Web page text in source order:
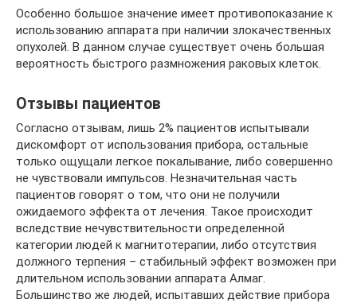
Особенно большое значение имеет противопоказание к
использованию аппарата при наличии злокачественных
опухолей. В данном случае существует очень большая
вероятность быстрого размножения раковых клеток.
Отзывы пациентов
Согласно отзывам, лишь 2% пациентов испытывали
дискомфорт от использования прибора, остальные
только ощущали легкое покалывание, либо совершенно
не чувствовали импульсов. Незначительная часть
пациентов говорят о том, что они не получили
ожидаемого эффекта от лечения. Такое происходит
вследствие нечувствительности определенной
категории людей к магнитотерапии, либо отсутствия
должного терпения – стабильный эффект возможен при
длительном использовании аппарата Алмаг.
Большинство же людей, испытавших действие прибора